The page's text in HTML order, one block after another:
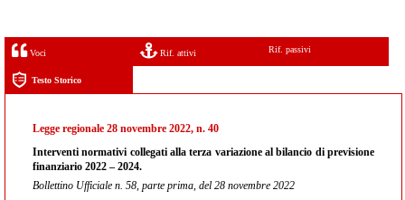
Voci Rif. attivi Rif. passivi
Testo Storico
Legge regionale 28 novembre 2022, n. 40
Interventi normativi collegati alla terza variazione al bilancio di previsione
finanziario 2022 – 2024.
Bollettino Ufficiale n. 58, parte prima, del 28 novembre 2022